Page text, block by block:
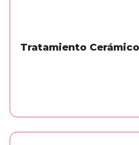
Tratamiento